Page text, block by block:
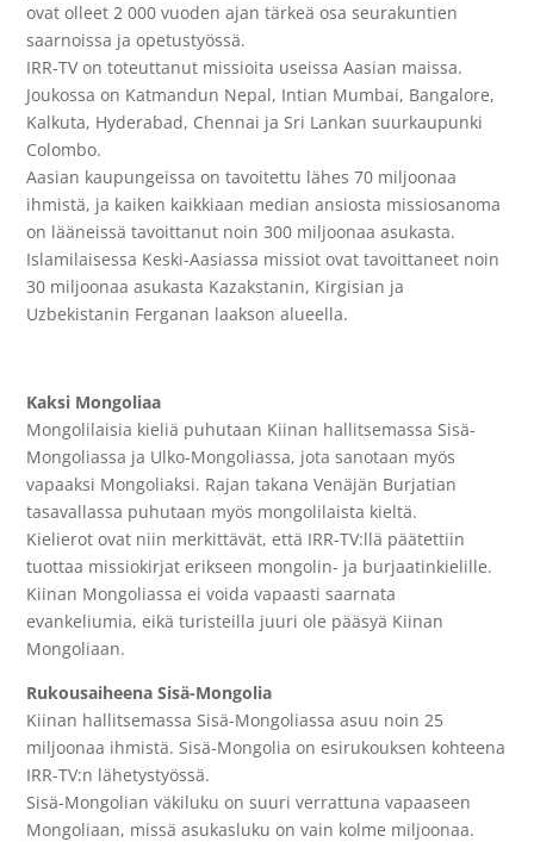
ovat olleet 2 000 vuoden ajan tärkeä osa seurakuntien
saarnoissa ja opetustyössä.
IRR-TV on toteuttanut missioita useissa Aasian maissa.
Joukossa on Katmandun Nepal, Intian Mumbai, Bangalore,
Kalkuta, Hyderabad, Chennai ja Sri Lankan suurkaupunki
Colombo.
Aasian kaupungeissa on tavoitettu lähes 70 miljoonaa
ihmistä, ja kaiken kaikkiaan median ansiosta missiosanoma
on lääneissä tavoittanut noin 300 miljoonaa asukasta.
Islamilaisessa Keski-Aasiassa missiot ovat tavoittaneet noin
30 miljoonaa asukasta Kazakstanin, Kirgisian ja
Uzbekistanin Ferganan laakson alueella.
Kaksi Mongoliaa
Mongolilaisia kieliä puhutaan Kiinan hallitsemassa Sisä-
Mongoliassa ja Ulko-Mongoliassa, jota sanotaan myös
vapaaksi Mongoliaksi. Rajan takana Venäjän Burjatian
tasavallassa puhutaan myös mongolilaista kieltä.
Kielierot ovat niin merkittävät, että IRR-TV:llä päätettiin
tuottaa missiokirjat erikseen mongolin- ja burjaatinkielille.
Kiinan Mongoliassa ei voida vapaasti saarnata
evankeliumia, eikä turisteilla juuri ole pääsyä Kiinan
Mongoliaan.
Rukousaiheena Sisä-Mongolia
Kiinan hallitsemassa Sisä-Mongoliassa asuu noin 25
miljoonaa ihmistä. Sisä-Mongolia on esirukouksen kohteena
IRR-TV:n lähetystyössä.
Sisä-Mongolian väkiluku on suuri verrattuna vapaaseen
Mongoliaan, missä asukasluku on vain kolme miljoonaa.